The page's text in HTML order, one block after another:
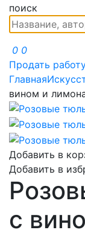
поиск
0 0
Продать
Главная
вином и
Добавить в
Добавить в
с